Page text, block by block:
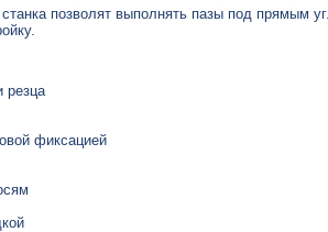
позволят выполнять пазы под прямым
резца
фиксацией